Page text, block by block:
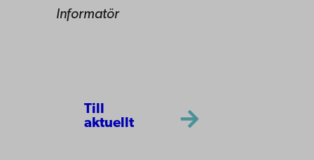
Informatör
Till
aktuellt